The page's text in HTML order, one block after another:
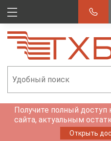
Получите полный
сайта, актуальным
Открыть